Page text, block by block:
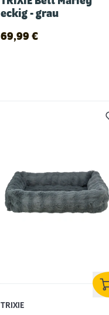
eckig - grau
69,99 €
TRIXIE